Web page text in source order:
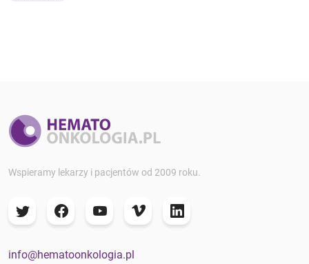
Wspieramy lekarzy i pacjentów od 2009 roku.
info@hematoonkologia.pl